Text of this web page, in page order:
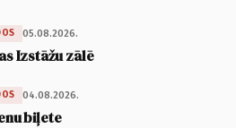
05.08.2026.
Izstāžu zālē
04.08.2026.
biļete